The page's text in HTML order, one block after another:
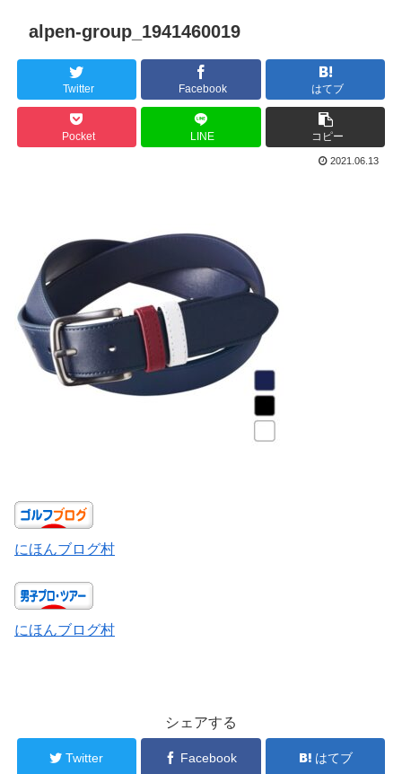
alpen-group_1941460019
Twitter Facebook はてブ
Pocket LINE コピー
2021.06.13
にほんブログ村
にほんブログ村
シェアする
Twitter Facebook はてブ